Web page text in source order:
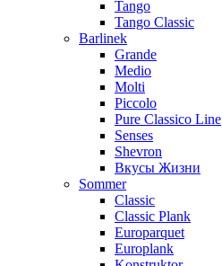
Tango
Tango Classic
Barlinek
Grande
Medio
Molti
Piccolo
Pure Classico Line
Senses
Shevron
Вкусы Жизни
Sommer
Classic
Classic Plank
Europarquet
Europlank